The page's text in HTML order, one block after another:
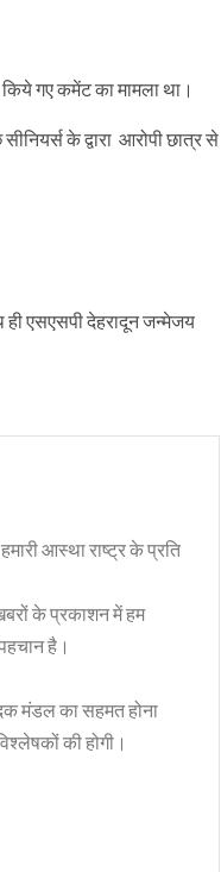
गए कमेंट का मामला था।
के द्वारा आरोपी छात्र से
ही एसएसपी देहरादून जन्मेजय
आस्था राष्ट्र के प्रति
के प्रकाशन में हम
है।
मंडल का सहमत होना
की होगी।